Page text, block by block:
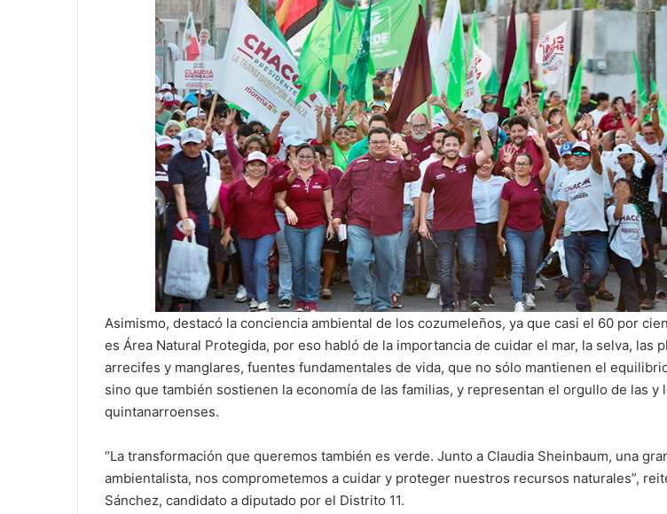
Asimismo, destacó la conciencia ambiental de los cozumeleños, ya que casi el 60 por
es Área Natural Protegida, por eso habló de la importancia de cuidar el mar, la selva, las
arrecifes y manglares, fuentes fundamentales de vida, que no sólo mantienen el
sino que también sostienen la economía de las familias, y representan el orgullo de las y
quintanarroenses.
“La transformación que queremos también es verde. Junto a Claudia Sheinbaum, una
ambientalista, nos comprometemos a cuidar y proteger nuestros recursos naturales”,
Sánchez, candidato a diputado por el Distrito 11.